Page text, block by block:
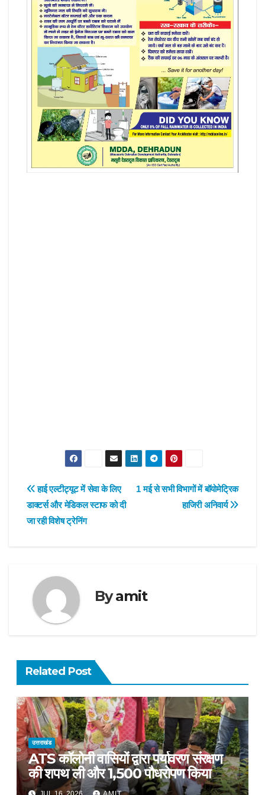
Post
navigation
1 मई से सभी विभागों में बॉयोमेट्रिक
हाजिरी अनिवार्य
हाई एल्टीट्यूट में सेवा के लिए
डाक्टर्स और मेडिकल स्टाफ को दी
जा रही विशेष ट्रेनिंग
Byamit
Related Post
उत्तराखंड
ATS कॉलोनी वासियों द्वारा पर्यावरण संरक्षण
की शपथ ली और 1,500 पौधरोपण किया